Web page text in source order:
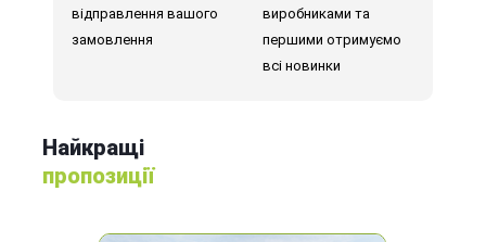
відправлення вашого
замовлення
виробниками та
першими отримуємо
всі новинки
Найкращі
пропозиції